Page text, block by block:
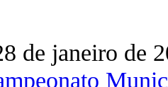
de janeiro de